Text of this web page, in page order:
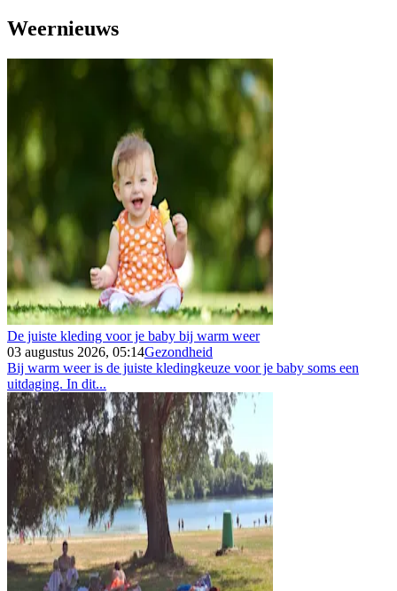
Weernieuws
De juiste kleding voor je baby bij warm weer
03 augustus 2026, 05:14Gezondheid
Bij warm weer is de juiste kledingkeuze voor je baby soms een
uitdaging. In dit...